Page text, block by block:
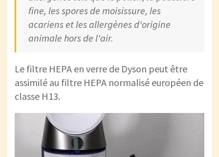
fine, les spores de moisissure, les
acariens et les allergènes d'origine
animale hors de l'air.
Le filtre HEPA en verre de Dyson peut être
assimilé au filtre HEPA normalisé européen de
classe H13.